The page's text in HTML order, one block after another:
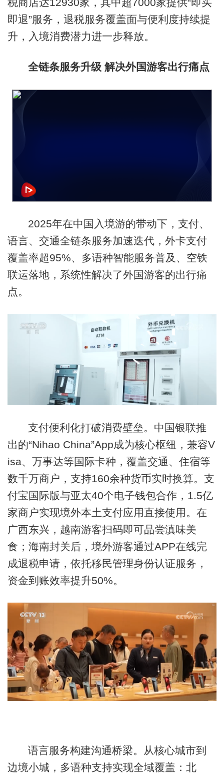
即退”服务，退税服务覆盖面与便利度持续提
升，入境消费潜力进一步释放。
全链条服务升级 解决外国游客出行痛点
2025年在中国入境游的带动下，支付、
语言、交通全链条服务加速迭代，外卡支付
覆盖率超95%、多语种智能服务普及、空铁
联运落地，系统性解决了外国游客的出行痛
点。
支付便利化打破消费壁垒。中国银联推
出的“Nihao China”App成为核心枢纽，兼容V
isa、万事达等国际卡种，覆盖交通、住宿等
数千万商户，支持160余种货币实时换算。支
付宝国际版与亚太40个电子钱包合作，1.5亿
家商户实现境外本土支付应用直接使用。在
广西东兴，越南游客扫码即可品尝滇味美
食；海南封关后，境外游客通过APP在线完
成退税申请，依托移民管理身份认证服务，
资金到账效率提升50%。
语言服务构建沟通桥梁。从核心城市到
边境小城，多语种支持实现全域覆盖：北